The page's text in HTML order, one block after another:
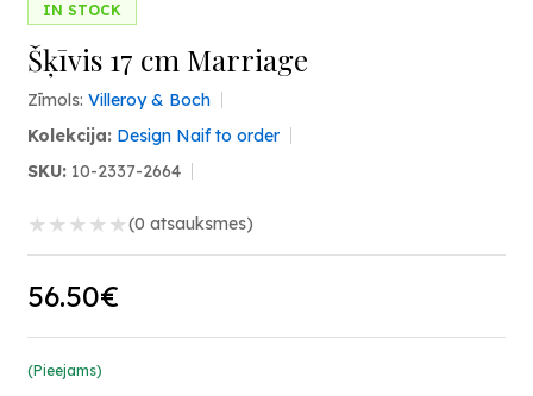
IN STOCK
Šķīvis 17 cm Marriage
Zīmols: Villeroy & Boch
Kolekcija: Design Naif to order
SKU: 10-2337-2664
★ ★ ★ ★ ★(0 atsauksmes)
56.50€
(Pieejams)